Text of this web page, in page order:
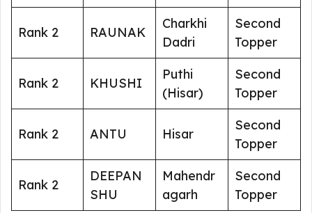
Rank 2 RAUNAK
Charkhi
Dadri
Second
Topper
Rank 2 KHUSHI
Puthi
(Hisar)
Second
Topper
Rank 2 ANTU Hisar
Second
Topper
Rank 2
DEEPAN
SHU
Mahendr
agarh
Second
Topper